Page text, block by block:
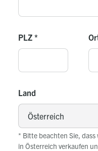
PLZ *
Land
* Bitte beachten Sie,
in Österreich verkaufen